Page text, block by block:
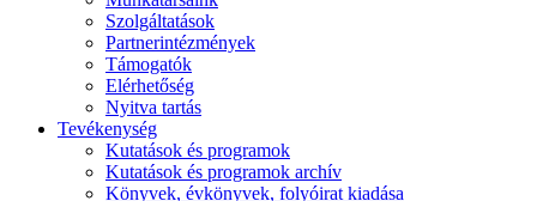
Szolgáltatások
Partnerintézmények
Támogatók
Elérhetőség
Nyitva tartás
Tevékenység
Kutatások és programok
Kutatások és programok archív
Könyvek, évkönyvek, folyóirat kiadása